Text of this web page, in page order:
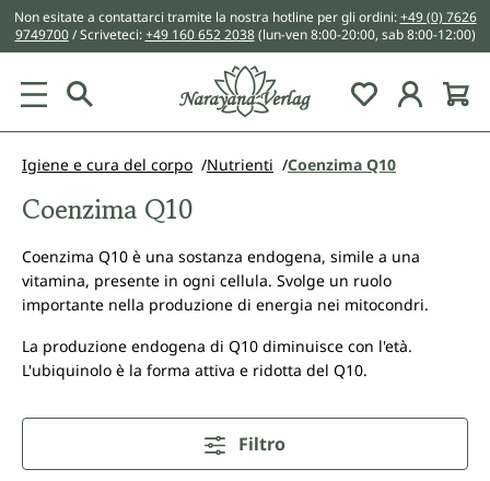
principale
Non esitate a contattarci tramite la nostra hotline per gli ordini:+49 (0) 7626
9749700/ Scriveteci:+49 160 652 2038 (lun-ven 8:00-20:00, sab 8:00-12:00)
You have 0
Igiene e cura del corpo Nutrienti Coenzima Q10
Coenzima Q10
Coenzima Q10 è una sostanza endogena, simile a una
vitamina, presente in ogni cellula. Svolge un ruolo
importante nella produzione di energia nei mitocondri.
La produzione endogena di Q10 diminuisce con l'età.
L'ubiquinolo è la forma attiva e ridotta del Q10.
Filtro